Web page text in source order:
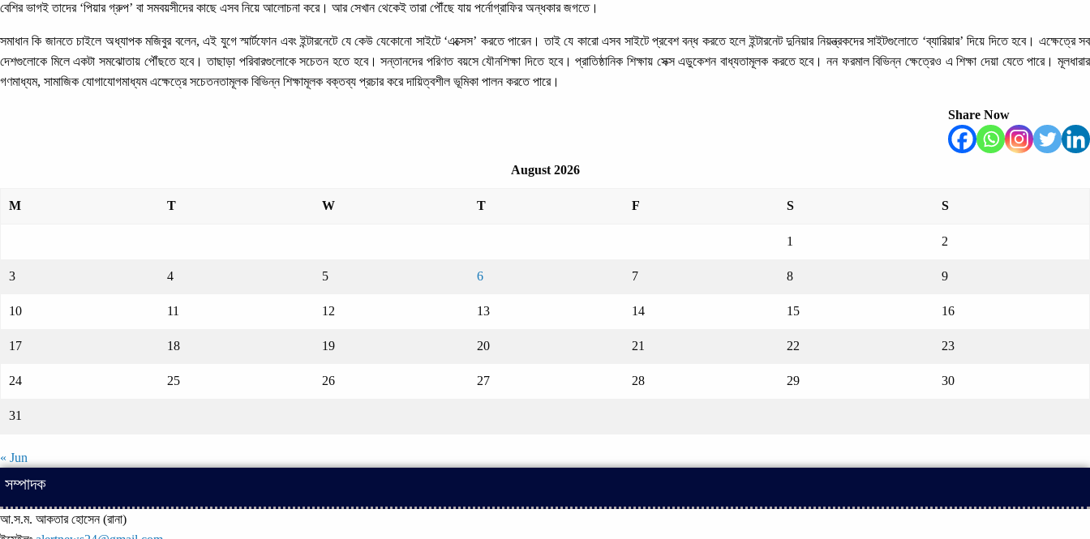
বেশির ভাগই তাদের ‘পিয়ার গ্রুপ’ বা সমবয়সীদের কাছে এসব নিয়ে আলোচনা করে। আর সেখান থেকেই তারা পৌঁছে যায় পর্নোগ্রাফির অন্ধকার জগতে।
সমাধান কি জানতে চাইলে অধ্যাপক মজিবুর বলেন, এই যুগে স্মার্টফোন এবং ইন্টারনেটে যে কেউ যেকোনো সাইটে ‘এক্সেস’ করতে পারেন। তাই যে কারো এসব সাইটে প্রবেশ বন্ধ করতে হলে ইন্টারনেট দুনিয়ার নিয়ন্ত্রকদের সাইটগুলোতে ‘ব্যারিয়ার’ দিয়ে দিতে হবে। এক্ষেত্রে সব
দেশগুলোকে মিলে একটা সমঝোতায় পৌঁছতে হবে। তাছাড়া পরিবারগুলোকে সচেতন হতে হবে। সন্তানদের পরিণত বয়সে যৌনশিক্ষা দিতে হবে। প্রাতিষ্ঠানিক শিক্ষায় সেক্স এডুকেশন বাধ্যতামূলক করতে হবে। নন ফরমাল বিভিন্ন ক্ষেত্রেও এ শিক্ষা দেয়া যেতে পারে। মূলধারার
গণমাধ্যম, সামাজিক যোগাযোগমাধ্যম এক্ষেত্রে সচেতনতামূলক বিভিন্ন শিক্ষামূলক বক্তব্য প্রচার করে দায়িত্বশীল ভূমিকা পালন করতে পারে।
Share Now
August 2026
M T W T F S S
1 2
3 4 5 6 7 8 9
10 11 12 13 14 15 16
17 18 19 20 21 22 23
24 25 26 27 28 29 30
31
« Jun
সম্পাদক
আ.স.ম. আকতার হোসেন (রানা)